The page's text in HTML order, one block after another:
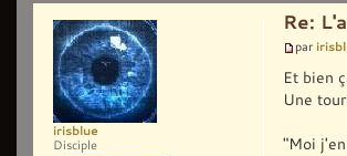
Re:
par
Et bien
Une
"Moi
irisblue
Disciple